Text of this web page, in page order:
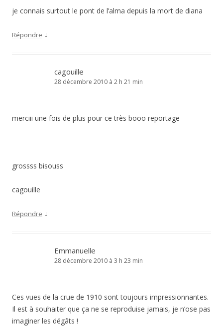
je connais surtout le pont de l’alma depuis la mort de diana
Répondre ↓
cagouille
28 décembre 2010 à 2 h 21 min
merciii une fois de plus pour ce très booo reportage
grossss bisouss
cagouille
Répondre ↓
Emmanuelle
28 décembre 2010 à 3 h 23 min
Ces vues de la crue de 1910 sont toujours impressionnantes.
Il est à souhaiter que ça ne se reproduise jamais, je n’ose pas
imaginer les dégâts !